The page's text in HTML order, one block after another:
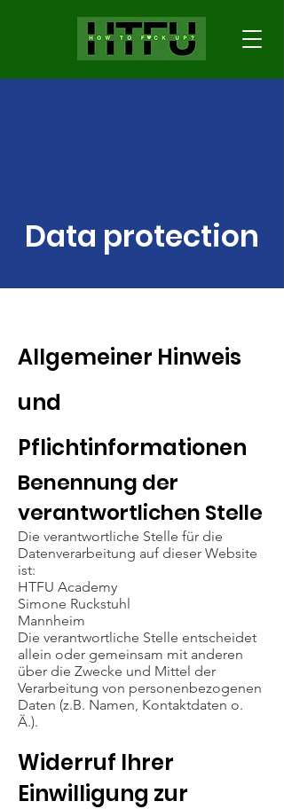
Data protection
Allgemeiner Hinweis
und
Pflichtinformationen
Benennung der
verantwortlichen Stelle
Die verantwortliche Stelle für die
Datenverarbeitung auf dieser Website
ist:
HTFU Academy
Simone Ruckstuhl
Mannheim
Die verantwortliche Stelle entscheidet
allein oder gemeinsam mit anderen
über die Zwecke und Mittel der
Verarbeitung von personenbezogenen
Daten (z.B. Namen, Kontaktdaten o.
Ä.).
Widerruf Ihrer
Einwilligung zur